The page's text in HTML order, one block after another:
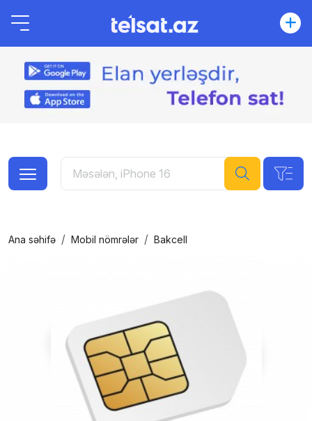
Ana səhifə Mobil nömrələr Bakcell